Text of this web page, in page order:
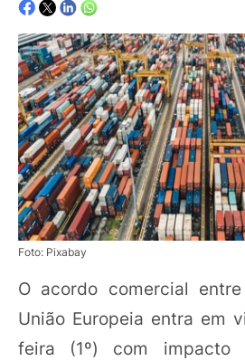
Foto: Pixabay
O acordo comercial
União Europeia entra em
feira (1º) com impacto